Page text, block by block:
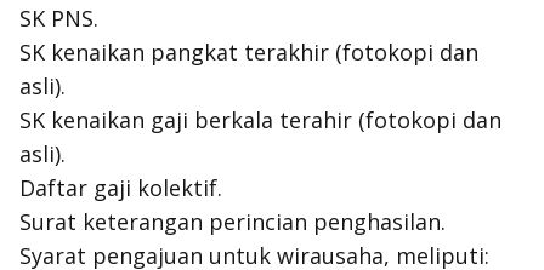
SK PNS.
SK kenaikan pangkat terakhir (fotokopi dan
asli).
SK kenaikan gaji berkala terahir (fotokopi dan
asli).
Daftar gaji kolektif.
Surat keterangan perincian penghasilan.
Syarat pengajuan untuk wirausaha, meliputi: